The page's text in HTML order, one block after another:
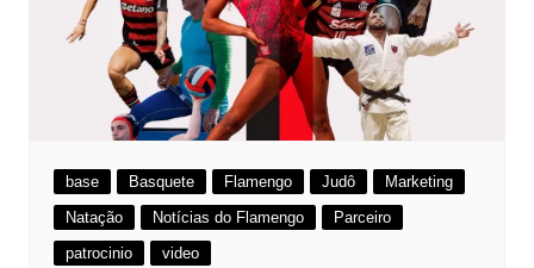
base Basquete Flamengo Judô
Marketing
Natação
Notícias do Flamengo
Parceiro
patrocinio
video